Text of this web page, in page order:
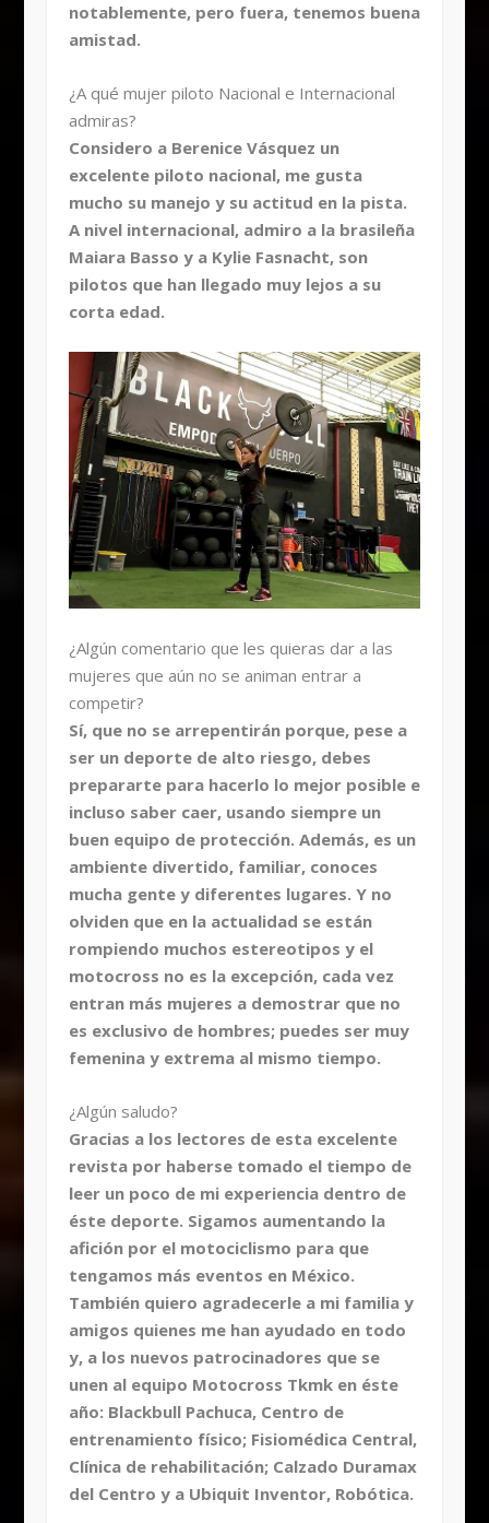
notablemente, pero fuera, tenemos buena
amistad.
¿A qué mujer piloto Nacional e Internacional
admiras?
Considero a Berenice Vásquez un
excelente piloto nacional, me gusta
mucho su manejo y su actitud en la pista.
A nivel internacional, admiro a la brasileña
Maiara Basso y a Kylie Fasnacht, son
pilotos que han llegado muy lejos a su
corta edad.
¿Algún comentario que les quieras dar a las
mujeres que aún no se animan entrar a
competir?
Sí, que no se arrepentirán porque, pese a
ser un deporte de alto riesgo, debes
prepararte para hacerlo lo mejor posible e
incluso saber caer, usando siempre un
buen equipo de protección. Además, es un
ambiente divertido, familiar, conoces
mucha gente y diferentes lugares. Y no
olviden que en la actualidad se están
rompiendo muchos estereotipos y el
motocross no es la excepción, cada vez
entran más mujeres a demostrar que no
es exclusivo de hombres; puedes ser muy
femenina y extrema al mismo tiempo.
¿Algún saludo?
Gracias a los lectores de esta excelente
revista por haberse tomado el tiempo de
leer un poco de mi experiencia dentro de
éste deporte. Sigamos aumentando la
afición por el motociclismo para que
tengamos más eventos en México.
También quiero agradecerle a mi familia y
amigos quienes me han ayudado en todo
y, a los nuevos patrocinadores que se
unen al equipo Motocross Tkmk en éste
año: Blackbull Pachuca, Centro de
entrenamiento físico; Fisiomédica Central,
Clínica de rehabilitación; Calzado Duramax
del Centro y a Ubiquit Inventor, Robótica.